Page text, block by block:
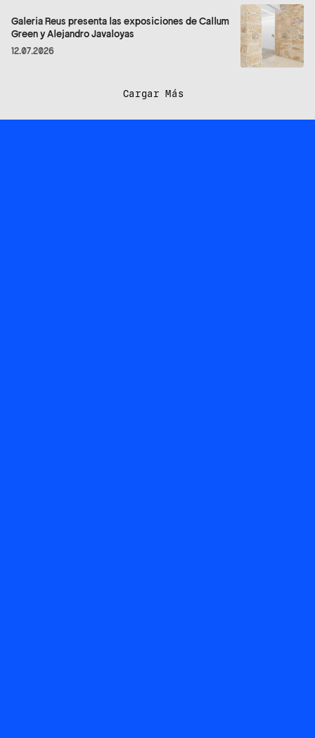
Galeria Reus presenta las exposiciones de Callum
Green y Alejandro Javaloyas
12.07.2026
Cargar Más